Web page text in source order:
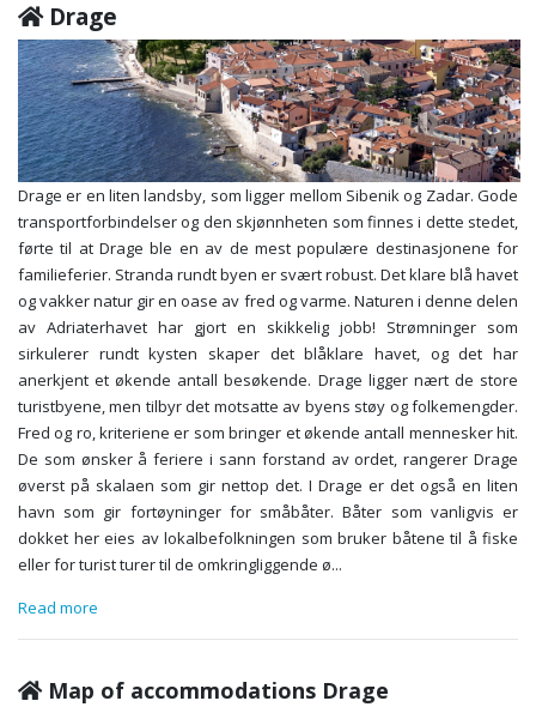
Drage
Drage er en liten landsby, som ligger mellom Sibenik og Zadar. Gode
transportforbindelser og den skjønnheten som finnes i dette stedet,
førte til at Drage ble en av de mest populære destinasjonene for
familieferier. Stranda rundt byen er svært robust. Det klare blå havet
og vakker natur gir en oase av fred og varme. Naturen i denne delen
av Adriaterhavet har gjort en skikkelig jobb! Strømninger som
sirkulerer rundt kysten skaper det blåklare havet, og det har
anerkjent et økende antall besøkende. Drage ligger nært de store
turistbyene, men tilbyr det motsatte av byens støy og folkemengder.
Fred og ro, kriteriene er som bringer et økende antall mennesker hit.
De som ønsker å feriere i sann forstand av ordet, rangerer Drage
øverst på skalaen som gir nettop det. I Drage er det også en liten
havn som gir fortøyninger for småbåter. Båter som vanligvis er
dokket her eies av lokalbefolkningen som bruker båtene til å fiske
eller for turist turer til de omkringliggende ø...
Read more
Map of accommodations Drage